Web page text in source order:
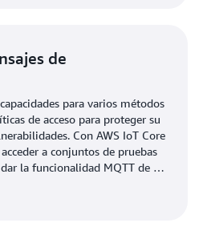
de
para varios métodos
de acceso para proteger su
Con AWS IoT Core
a conjuntos de pruebas
la funcionalidad MQTT de su